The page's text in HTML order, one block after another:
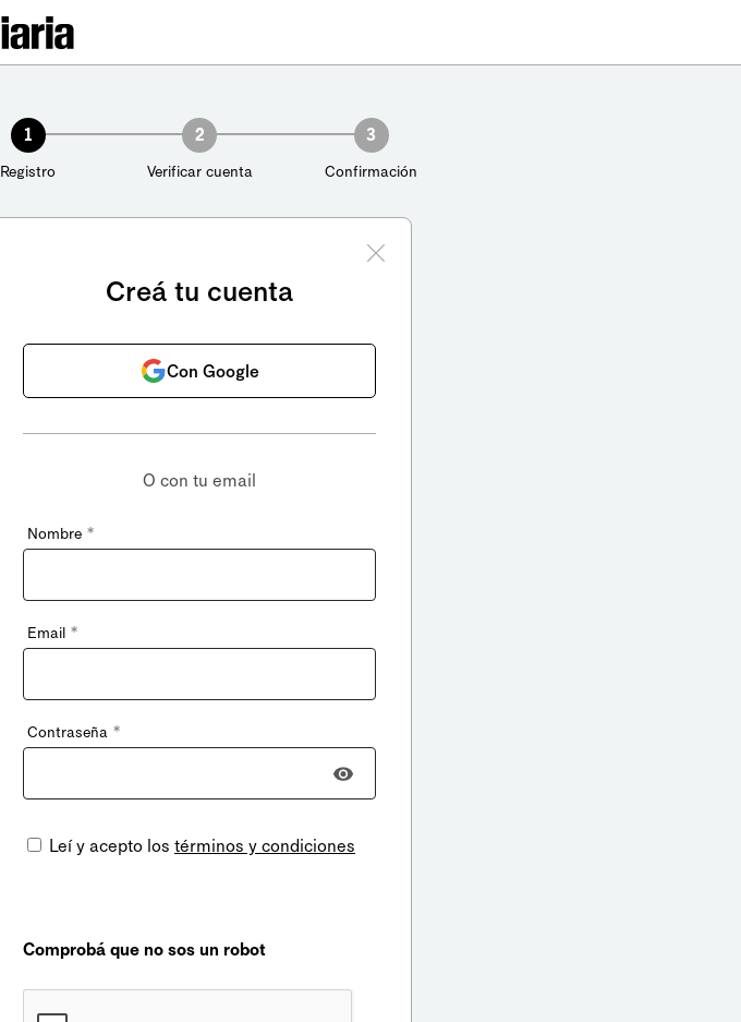
1
Registro
2
Verificar cuenta
3
Confirmación
Creá tu cuenta
Con Google
O con tu email
Nombre *
Email *
Contraseña *
Leí y acepto los términos y condiciones
Comprobá que no sos un robot